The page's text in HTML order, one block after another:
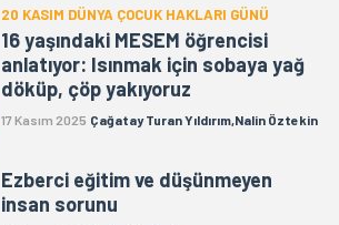
20 KASIM DÜNYA ÇOCUK HAKLARI GÜNÜ
16 yaşındaki MESEM öğrencisi
anlatıyor: Isınmak için sobaya yağ
döküp, çöp yakıyoruz
17 Kasım 2025 Çağatay Turan Yıldırım,Nalin Öztekin
Ezberci eğitim ve düşünmeyen
insan sorunu